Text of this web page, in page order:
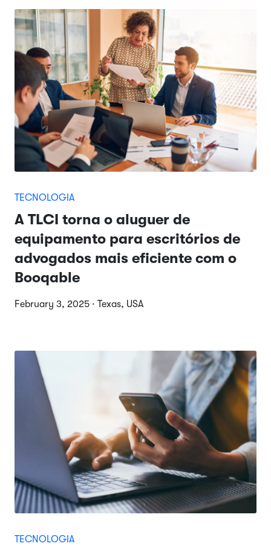
TECNOLOGIA
A TLCI torna o aluguer de
equipamento para escritórios de
advogados mais eficiente com o
Booqable
February 3, 2025 · Texas, USA
TECNOLOGIA